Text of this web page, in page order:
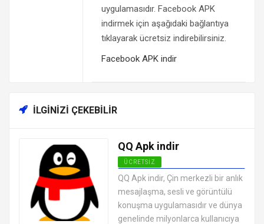
uygulamasıdır. Facebook APK
indirmek için aşağıdaki bağlantıya
tıklayarak ücretsiz indirebilirsiniz.
Facebook APK indir
İLGINIZI ÇEKEBILIR
QQ Apk indir
ÜCRETSIZ
SOSYAL MEDYA MESAJLAŞMA
UYGULAMALARI APK
QQ Apk indir, Çin merkezli bir anlık
mesajlaşma, sesli ve görüntülü
konuşma uygulamasıdır ve dünya
genelinde milyonlarca kullanıcıya